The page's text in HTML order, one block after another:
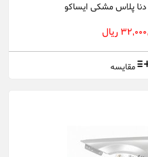
پلاس مشکی ایساکو
ریال
مقایسه